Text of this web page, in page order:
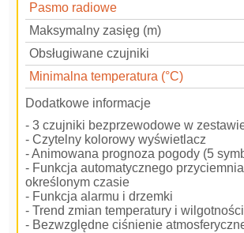
Pasmo radiowe
Maksymalny zasięg (m)
Obsługiwane czujniki
Minimalna temperatura (°C)
Dodatkowe informacje
- 3 czujniki bezprzewodowe w
- Czytelny kolorowy wyświetlacz
- Animowana prognoza pogody (5
- Funkcja automatycznego
określonym czasie
- Funkcja alarmu i drzemki
- Trend zmian temperatury i wilgotności
- Bezwzględne ciśnienie